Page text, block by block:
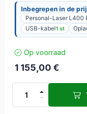
Inbegrepen in de
Personal-Laser L400
USB-kabel1 st
Op voorraad
1 155,00 €